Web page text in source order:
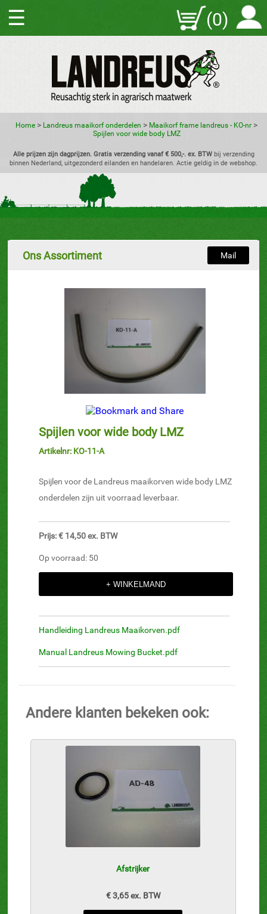
☰ (0)
Home > Landreus maaikorf onderdelen > Maaikorf frame landreus - KO-nr >
Spijlen voor wide body LMZ
Alle prijzen zijn dagprijzen. Gratis verzending vanaf € 500,-. ex. BTWbij verzending
binnen Nederland, uitgezonderd eilanden en handelaren. Actie geldig in de webshop.
Ons Assortiment Mail
Spijlen voor wide body LMZ
Artikelnr: KO-11-A
Spijlen voor de Landreus maaikorven wide body LMZ
onderdelen zijn uit voorraad leverbaar.
Prijs: € 14,50 ex. BTW
Op voorraad: 50
Handleiding Landreus Maaikorven.pdf
Manual Landreus Mowing Bucket.pdf
Andere klanten bekeken ook:
Afstrijker
€ 3,65 ex. BTW